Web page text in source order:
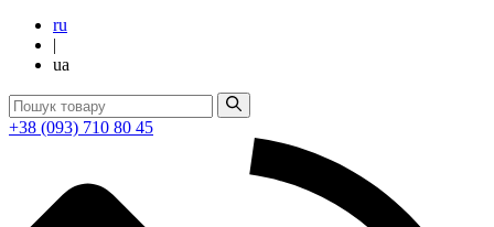
ru
|
ua
+38 (093) 710 80 45